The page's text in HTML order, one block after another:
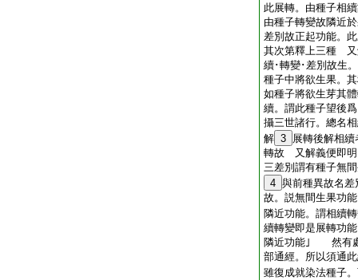
此展轉。由種子相
由種子轉變故隣近
差別故正起功能。
其次第釋上三種 又
續･轉變･差別故生
種子中將欲生果。
如種子將欲生芽其
續。謂此種子望後
攝三世諸行。總名
解 3 展轉後解相
轉故 又解義便即明
三差別謂有種子無
4 與前種異故名
故。説無間生果
隣近功能。謂相續
續轉變即是展轉功
隣近功能｣ 然有處
部通經。所以須通
雖復成就染法種子